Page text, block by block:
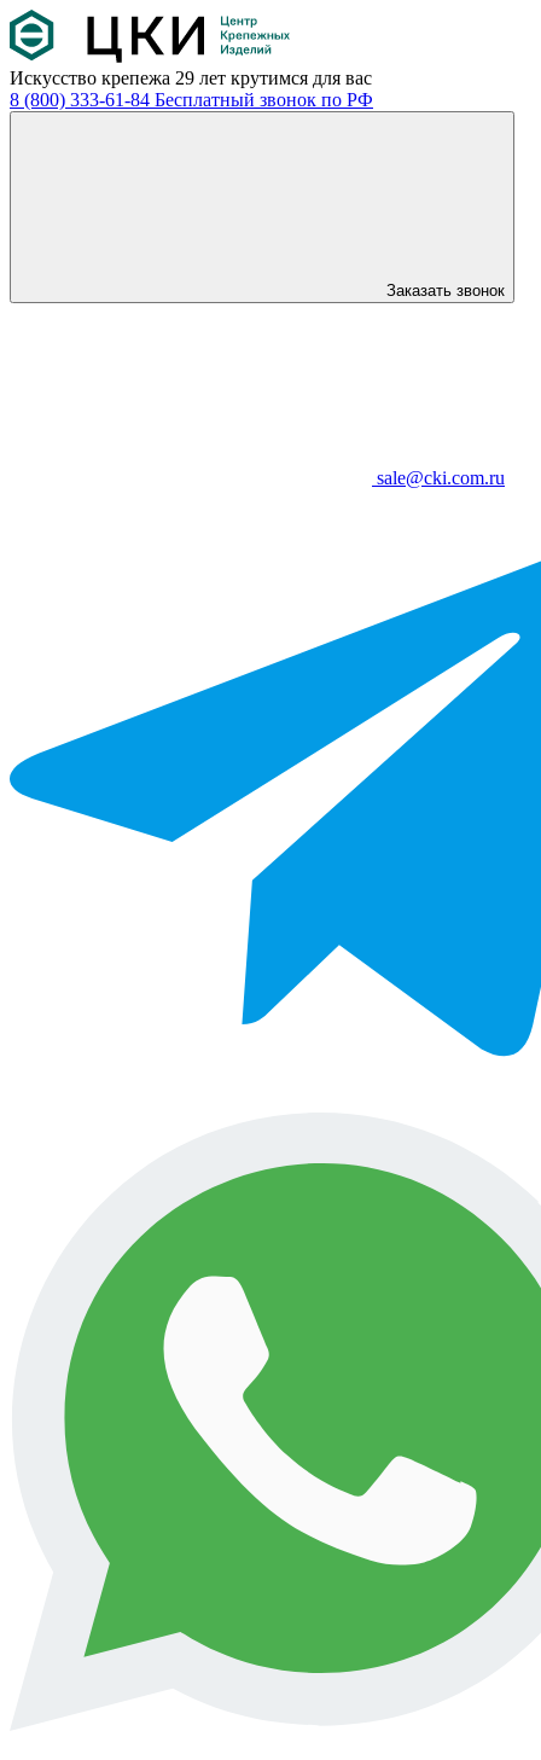
Искусство крепежа 29 лет крутимся для вас
8 (800) 333-61-84 Бесплатный звонок по РФ
Заказать звонок
sale@cki.com.ru